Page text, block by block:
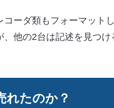
コーダ類もフォーマット
、他の2台は記述を見つ
れたのか？